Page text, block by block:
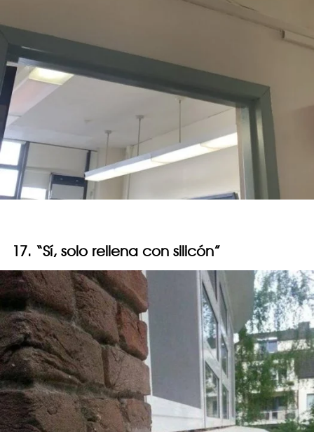
17. “Sí, solo rellena con silicón”